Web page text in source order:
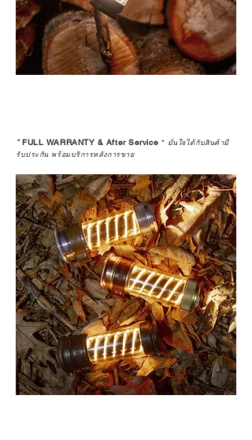
*FULL WARRANTY & After Service * มั่นใจได้กับสินค้ามี
รับประกัน พร้อมบริการหลังการขาย